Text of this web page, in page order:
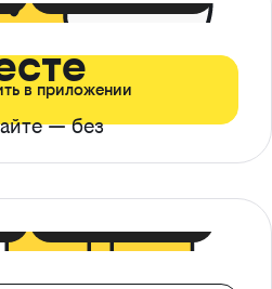
— без
в приложении